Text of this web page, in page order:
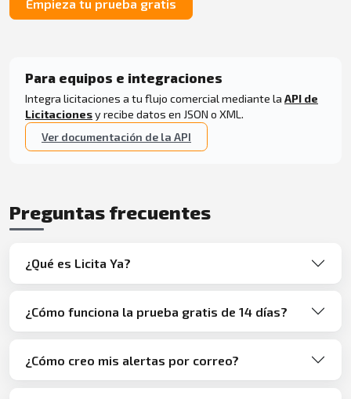
Empieza tu prueba gratis
Para equipos e integraciones
Integra licitaciones a tu flujo comercial mediante la API de
Licitacionesy recibe datos en JSON o XML.
Ver documentación de la API
Preguntas frecuentes
¿Qué es Licita Ya?
¿Cómo funciona la prueba gratis de 14 días?
¿Cómo creo mis alertas por correo?